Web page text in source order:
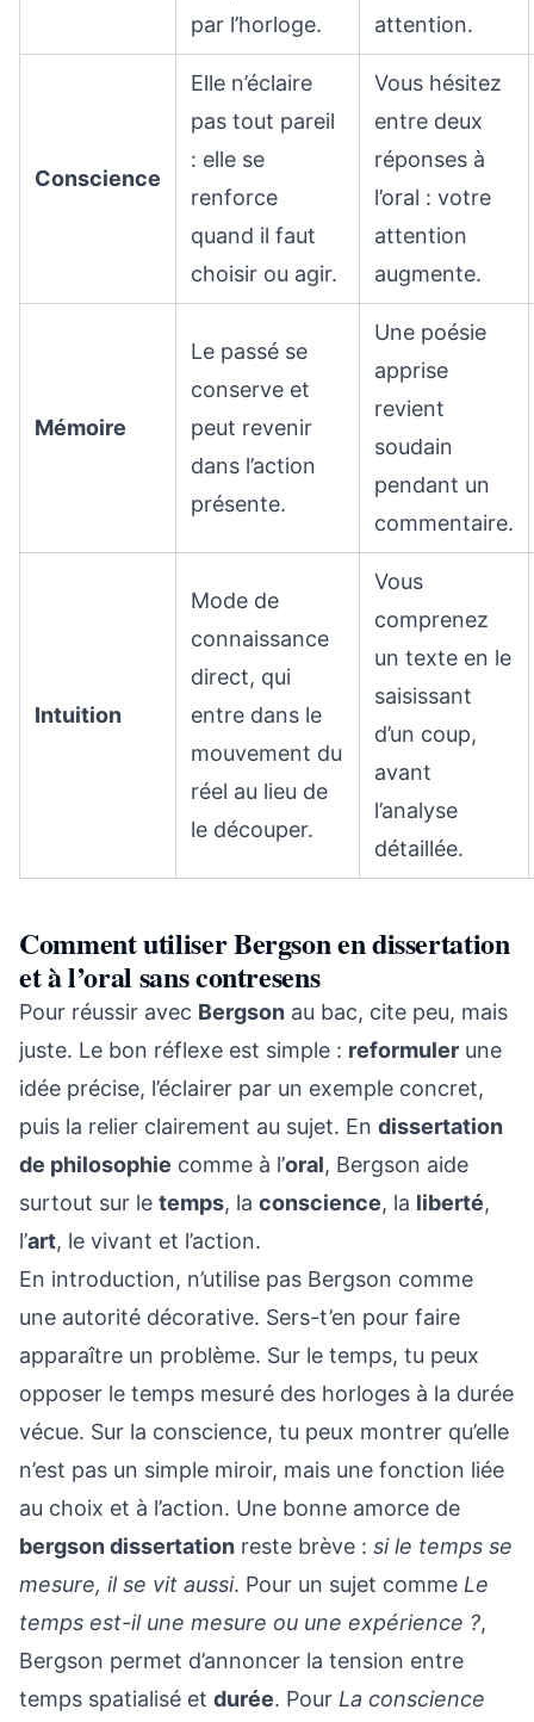
par l’horloge.
attention.
Conscience
Elle n’éclaire
pas tout pareil
: elle se
renforce
quand il faut
choisir ou agir.
Vous hésitez
entre deux
réponses à
l’oral : votre
attention
augmente.
Mémoire
Le passé se
conserve et
peut revenir
dans l’action
présente.
Une poésie
apprise
revient
soudain
pendant un
commentaire.
Intuition
Mode de
connaissance
direct, qui
entre dans le
mouvement du
réel au lieu de
le découper.
Vous
comprenez
un texte en le
saisissant
d’un coup,
avant
l’analyse
détaillée.
Comment utiliser Bergson en dissertation
et à l’oral sans contresens
Pour réussir avec Bergson au bac, cite peu, mais
juste. Le bon réflexe est simple : reformuler une
idée précise, l’éclairer par un exemple concret,
puis la relier clairement au sujet. En dissertation
de philosophie comme à l’oral, Bergson aide
surtout sur le temps, la conscience, la liberté,
l’art, le vivant et l’action.
En introduction, n’utilise pas Bergson comme
une autorité décorative. Sers-t’en pour faire
apparaître un problème. Sur le temps, tu peux
opposer le temps mesuré des horloges à la durée
vécue. Sur la conscience, tu peux montrer qu’elle
n’est pas un simple miroir, mais une fonction liée
au choix et à l’action. Une bonne amorce de
bergson dissertation reste brève : si le temps se
mesure, il se vit aussi. Pour un sujet comme Le
temps est-il une mesure ou une expérience ?,
Bergson permet d’annoncer la tension entre
temps spatialisé et durée. Pour La conscience